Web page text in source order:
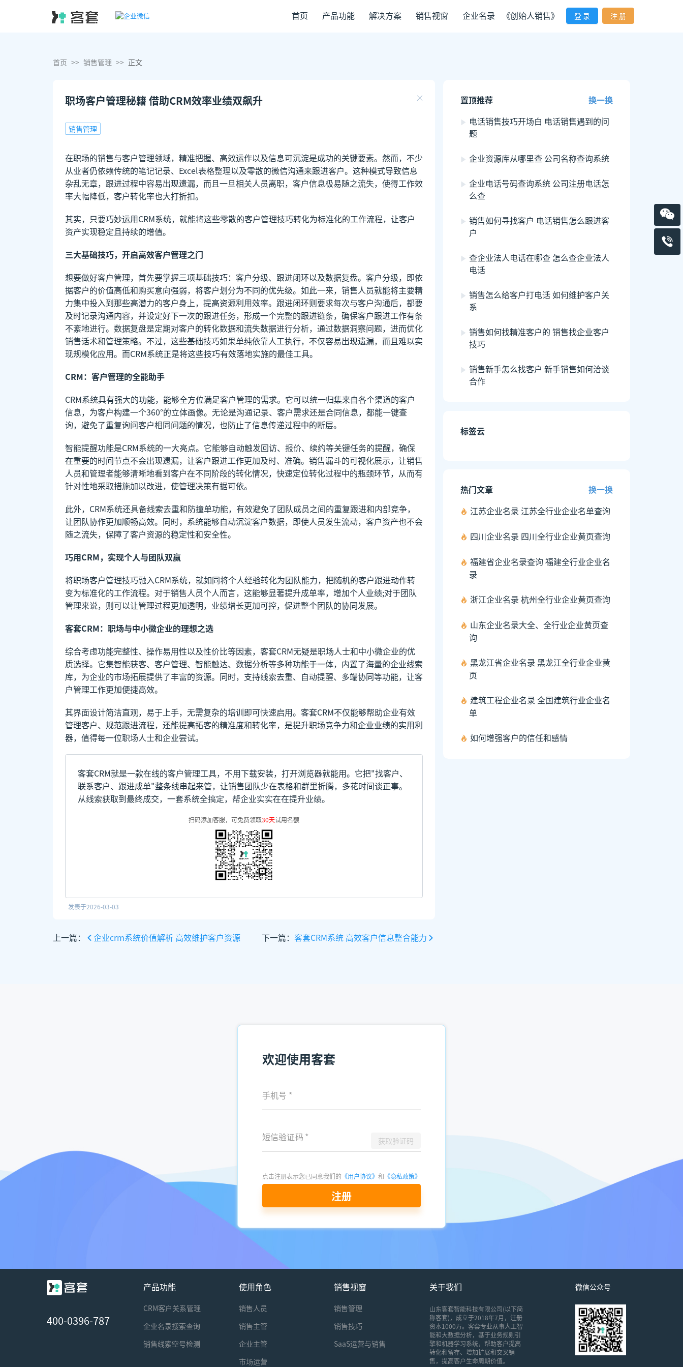
首页 产品功能 解决方案 销售视窗 企业名录 《创始人销售》 登 录 注 册
首页 >> 销售管理 >> 正文
职场客户管理秘籍 借助CRM效率业绩双飙升
销售管理
在职场的销售与客户管理领域，精准把握、高效运作以及信息可沉淀是成功的关键要素。然而，不少
从业者仍依赖传统的笔记记录、Excel表格整理以及零散的微信沟通来跟进客户。这种模式导致信息
杂乱无章，跟进过程中容易出现遗漏，而且一旦相关人员离职，客户信息极易随之流失，使得工作效
率大幅降低，客户转化率也大打折扣。
其实，只要巧妙运用CRM系统，就能将这些零散的客户管理技巧转化为标准化的工作流程，让客户
资产实现稳定且持续的增值。
三大基础技巧，开启高效客户管理之门
想要做好客户管理，首先要掌握三项基础技巧：客户分级、跟进闭环以及数据复盘。客户分级，即依
据客户的价值高低和购买意向强弱，将客户划分为不同的优先级。如此一来，销售人员就能将主要精
力集中投入到那些高潜力的客户身上，提高资源利用效率。跟进闭环则要求每次与客户沟通后，都要
及时记录沟通内容，并设定好下一次的跟进任务，形成一个完整的跟进链条，确保客户跟进工作有条
不紊地进行。数据复盘是定期对客户的转化数据和流失数据进行分析，通过数据洞察问题，进而优化
销售话术和管理策略。不过，这些基础技巧如果单纯依靠人工执行，不仅容易出现遗漏，而且难以实
现规模化应用。而CRM系统正是将这些技巧有效落地实施的最佳工具。
CRM：客户管理的全能助手
CRM系统具有强大的功能，能够全方位满足客户管理的需求。它可以统一归集来自各个渠道的客户
信息，为客户构建一个360°的立体画像。无论是沟通记录、客户需求还是合同信息，都能一键查
询，避免了重复询问客户相同问题的情况，也防止了信息传递过程中的断层。
智能提醒功能是CRM系统的一大亮点。它能够自动触发回访、报价、续约等关键任务的提醒，确保
在重要的时间节点不会出现遗漏，让客户跟进工作更加及时、准确。销售漏斗的可视化展示，让销售
人员和管理者能够清晰地看到客户在不同阶段的转化情况，快速定位转化过程中的瓶颈环节，从而有
针对性地采取措施加以改进，使管理决策有据可依。
此外，CRM系统还具备线索去重和防撞单功能，有效避免了团队成员之间的重复跟进和内部竞争，
让团队协作更加顺畅高效。同时，系统能够自动沉淀客户数据，即使人员发生流动，客户资产也不会
随之流失，保障了客户资源的稳定性和安全性。
巧用CRM，实现个人与团队双赢
将职场客户管理技巧融入CRM系统，就如同将个人经验转化为团队能力，把随机的客户跟进动作转
变为标准化的工作流程。对于销售人员个人而言，这能够显著提升成单率，增加个人业绩;对于团队
管理来说，则可以让管理过程更加透明，业绩增长更加可控，促进整个团队的协同发展。
客套CRM：职场与中小微企业的理想之选
综合考虑功能完整性、操作易用性以及性价比等因素，客套CRM无疑是职场人士和中小微企业的优
质选择。它集智能获客、客户管理、智能触达、数据分析等多种功能于一体，内置了海量的企业线索
库，为企业的市场拓展提供了丰富的资源。同时，支持线索去重、自动提醒、多端协同等功能，让客
户管理工作更加便捷高效。
其界面设计简洁直观，易于上手，无需复杂的培训即可快速启用。客套CRM不仅能够帮助企业有效
管理客户、规范跟进流程，还能提高拓客的精准度和转化率，是提升职场竞争力和企业业绩的实用利
器，值得每一位职场人士和企业尝试。
客套CRM就是一款在线的客户管理工具，不用下载安装，打开浏览器就能用。它把"找客户、
联系客户、跟进成单"整条线串起来管，让销售团队少在表格和群里折腾，多花时间谈正事。
从线索获取到最终成交，一套系统全搞定，帮企业实实在在提升业绩。
扫码添加客服，可免费领取30天试用名额
发表于2026-03-03
上一篇： 企业crm系统价值解析 高效维护客户资源 下一篇： 客套CRM系统 高效客户信息整合能力
置顶推荐
换一换
电话销售技巧开场白 电话销售遇到的问
题
企业资源库从哪里查 公司名称查询系统
企业电话号码查询系统 公司注册电话怎
么查
销售如何寻找客户 电话销售怎么跟进客
户
查企业法人电话在哪查 怎么查企业法人
电话
销售怎么给客户打电话 如何维护客户关
系
销售如何找精准客户的 销售找企业客户
技巧
销售新手怎么找客户 新手销售如何洽谈
合作
标签云
热门文章
换一换
江苏企业名录 江苏全行业企业名单查询
四川企业名录 四川全行业企业黄页查询
福建省企业名录查询 福建全行业企业名
录
浙江企业名录 杭州全行业企业黄页查询
山东企业名录大全、全行业企业黄页查
询
黑龙江省企业名录 黑龙江全行业企业黄
页
建筑工程企业名录 全国建筑行业企业名
单
如何增强客户的信任和感情
欢迎使用客套
手机号 *
短信验证码 * 获取验证码
点击注册表示您已同意我们的 《用户协议》 和 《隐私政策》
注册
400-0396-787
产品功能
CRM客户关系管理
企业名录搜索查询
销售线索空号检测
使用角色
销售人员
销售主管
企业主管
市场运营
销售视窗
销售管理
销售技巧
SaaS运营与销售
关于我们
山东客套智能科技有限公司(以下简
称客套)，成立于2018年7月，注册
资本1000万。客套专业从事人工智
能和大数据分析，基于业务规则引
擎和机器学习系统，帮助客户提高
转化和留存、增加扩展和交叉销
售，提高客户生命周期价值。
微信公众号